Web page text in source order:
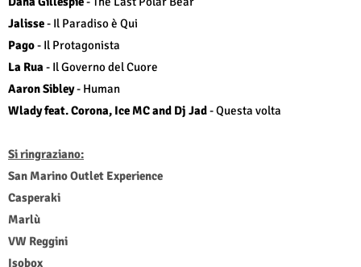
Jalisse- Il Paradiso è Qui
Pago- Il Protagonista
La Rua - Il Governo del Cuore
Aaron Sibley- Human
Wlady feat.Corona, Ice MC and Dj Jad- Questa volta
Si ringraziano:
San Marino Outlet Experience
Casperaki
Marlù
VW Reggini
Isobox